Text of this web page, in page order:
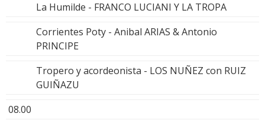
La Humilde - FRANCO LUCIANI Y LA TROPA
Corrientes Poty - Anibal ARIAS & Antonio
PRINCIPE
Tropero y acordeonista - LOS NUÑEZ con RUIZ
GUIÑAZU
08.00